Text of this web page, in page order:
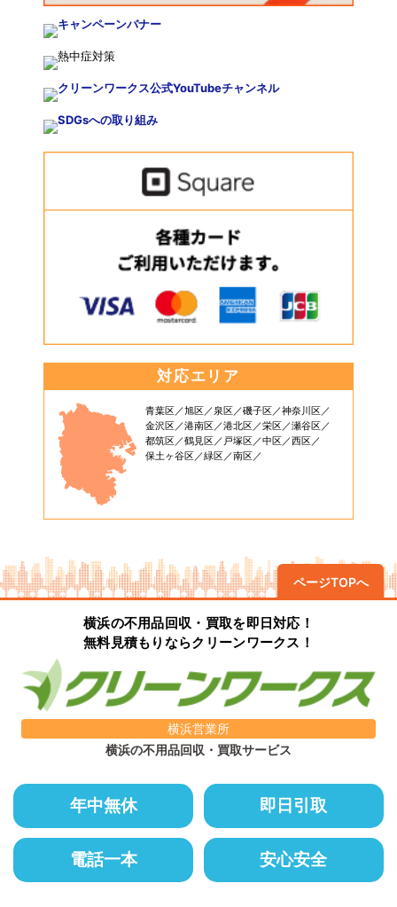
対応エリア
青葉区 旭区 泉区 磯子区
神奈川区
金沢区
港南区 港北区 栄区
瀬谷区
都筑区
鶴見区 戸塚区 中区
西区
保土ヶ谷区
緑区 南区
ページTOPへ
横浜の不用品回収・買取を即日対応！
無料見積もりならクリーンワークス！
横浜営業所
横浜の不用品回収・買取サービス
年中無休 即日引取
電話一本 安心安全